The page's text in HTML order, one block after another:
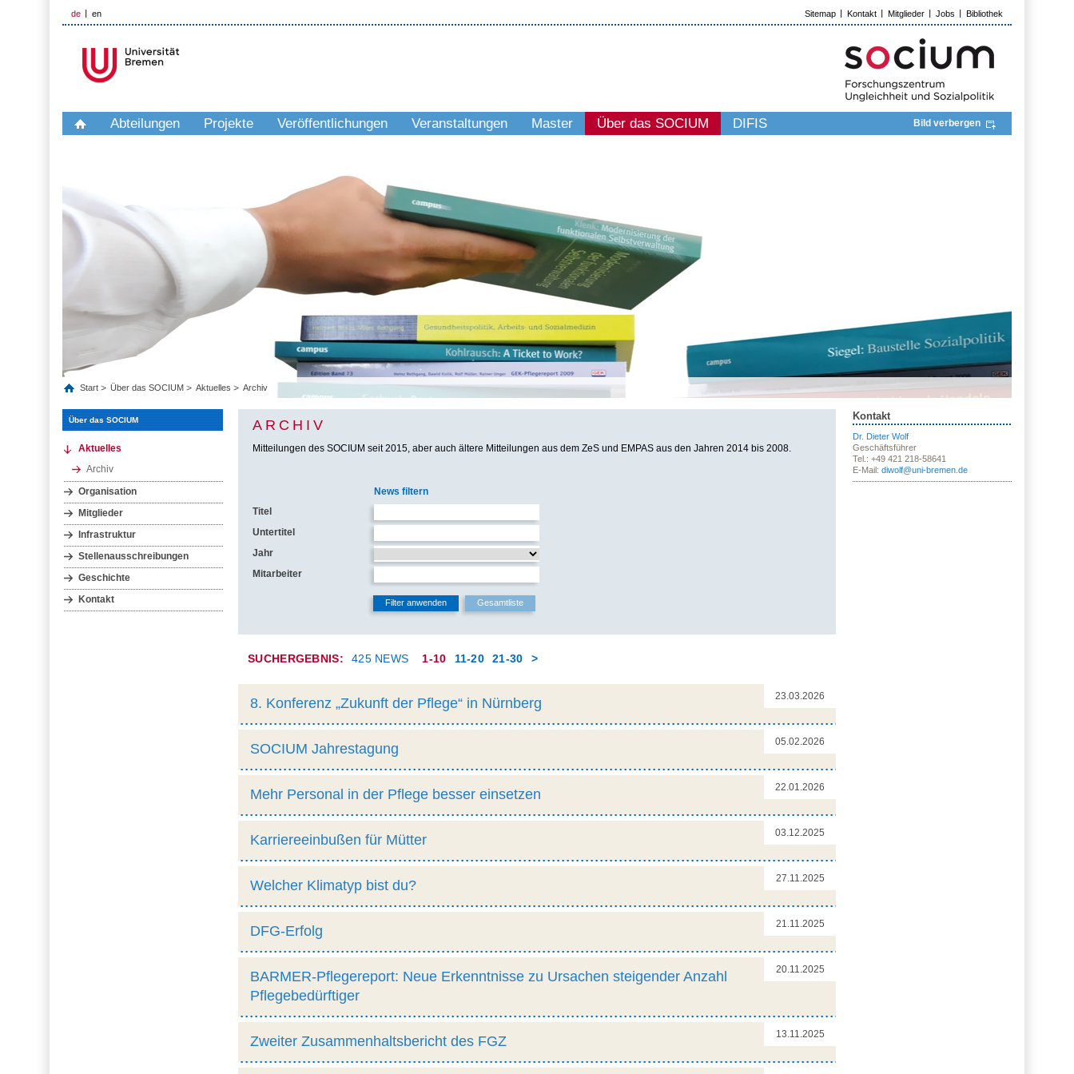
de en Sitemap Kontakt Mitglieder Jobs Bibliothek
Abteilungen Projekte Veröffentlichungen Veranstaltungen Master Über das SOCIUM DIFIS Bild verbergen
Start Über das SOCIUM Aktuelles Archiv
Über das SOCIUM
Aktuelles
Archiv
Organisation
Mitglieder
Infrastruktur
Stellenausschreibungen
Geschichte
Kontakt
ARCHIV
Mitteilungen des SOCIUM seit 2015, aber auch ältere Mitteilungen aus dem ZeS und EMPAS aus den Jahren 2014 bis 2008.
News filtern
Titel
Untertitel
Jahr
Mitarbeiter
SUCHERGEBNIS: 425 NEWS 1-10 11-20 21-30 >
23.03.2026
8. Konferenz „Zukunft der Pflege“ in Nürnberg
05.02.2026
SOCIUM Jahrestagung
22.01.2026
Mehr Personal in der Pflege besser einsetzen
03.12.2025
Karriereeinbußen für Mütter
27.11.2025
Welcher Klimatyp bist du?
21.11.2025
DFG-Erfolg
20.11.2025
BARMER-Pflegereport: Neue Erkenntnisse zu Ursachen steigender Anzahl
Pflegebedürftiger
13.11.2025
Zweiter Zusammenhaltsbericht des FGZ
Kontakt
Dr. Dieter Wolf
Geschäftsführer
Tel.: +49 421 218-58641
E-Mail: diwolf@uni-bremen.de